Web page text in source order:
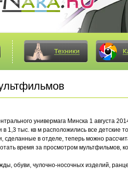
универмага Минска 1 августа
1,3 тыс. кв м расположились все
сделанные в отделе, теперь можно
время за просмотром мультфильмов,
обуви, чулочно-носочных изделий,